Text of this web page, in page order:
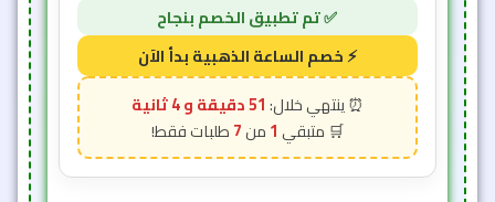
51 دقيقة و 2 ثانية
1
7